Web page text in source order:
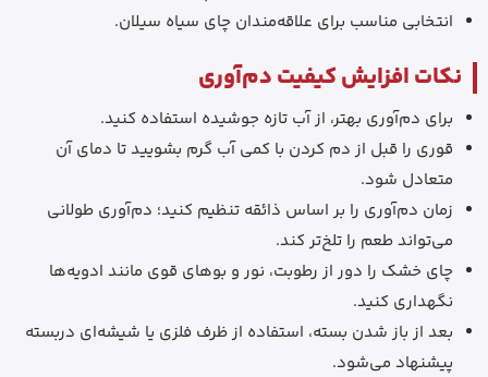
انتخابی مناسب برای علاقه‌مندان چای سیاه سیلان.
نکات افزایش کیفیت دم‌آوری
برای دم‌آوری بهتر، از آب تازه جوشیده استفاده کنید.
قوری را قبل از دم کردن با کمی آب گرم بشویید تا دمای آن
متعادل شود.
زمان دم‌آوری را بر اساس ذائقه تنظیم کنید؛ دم‌آوری طولانی
می‌تواند طعم را تلخ‌تر کند.
چای خشک را دور از رطوبت، نور و بوهای قوی مانند ادویه‌ها
نگهداری کنید.
بعد از باز شدن بسته، استفاده از ظرف فلزی یا شیشه‌ای دربسته
پیشنهاد می‌شود.